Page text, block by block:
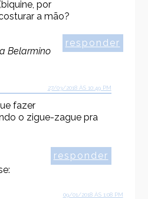
por
a mão?
responder
Belarmino
27/03/2018 ÀS 10:49 PM
fazer
o zigue-zague pra
responder
09/01/2018 ÀS 1:08 PM